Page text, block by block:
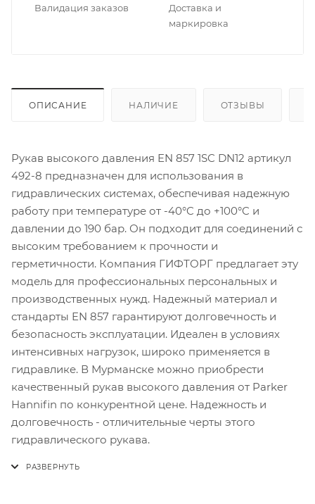
Валидация заказов
Доставка и
маркировка
ОПИСАНИЕ НАЛИЧИЕ ОТЗЫВЫ
Рукав высокого давления EN 857 1SC DN12 артикул
492-8 предназначен для использования в
гидравлических системах, обеспечивая надежную
работу при температуре от -40°C до +100°C и
давлении до 190 бар. Он подходит для соединений с
высоким требованием к прочности и
герметичности. Компания ГИФТОРГ предлагает эту
модель для профессиональных персональных и
производственных нужд. Надежный материал и
стандарты EN 857 гарантируют долговечность и
безопасность эксплуатации. Идеален в условиях
интенсивных нагрузок, широко применяется в
гидравлике. В Мурманске можно приобрести
качественный рукав высокого давления от Parker
Hannifin по конкурентной цене. Надежность и
долговечность - отличительные черты этого
гидравлического рукава.